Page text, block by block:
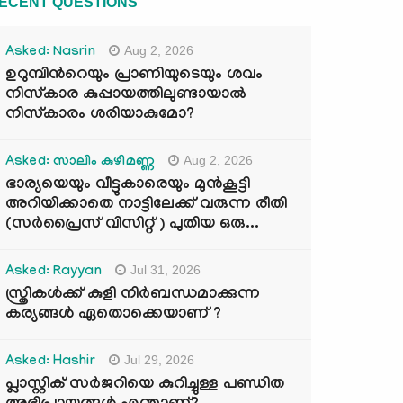
Asked: Nasrin Aug 2, 2026
ഉറുമ്പിന്‍റെയും പ്രാണിയുടെയും ശവം
നിസ്കാര കുപ്പായത്തിലുണ്ടായാൽ
നിസ്കാരം ശരിയാകുമോ?
Asked: സാലിം കുഴിമണ്ണ Aug 2, 2026
ഭാര്യയെയും വീട്ടുകാരെയും മുൻകൂട്ടി
അറിയിക്കാതെ നാട്ടിലേക്ക് വരുന്ന രീതി
(സർപ്രൈസ് വിസിറ്റ് ) പുതിയ ഒരു...
Asked: Rayyan Jul 31, 2026
സ്ത്രികൾക്ക് കുളി നിർബന്ധമാക്കുന്ന
കര്യങ്ങൾ ഏതൊക്കെയാണ് ?
Asked: Hashir Jul 29, 2026
പ്ലാസ്റ്റിക് സർജറിയെ കുറിച്ചുള്ള പണ്ഡിത